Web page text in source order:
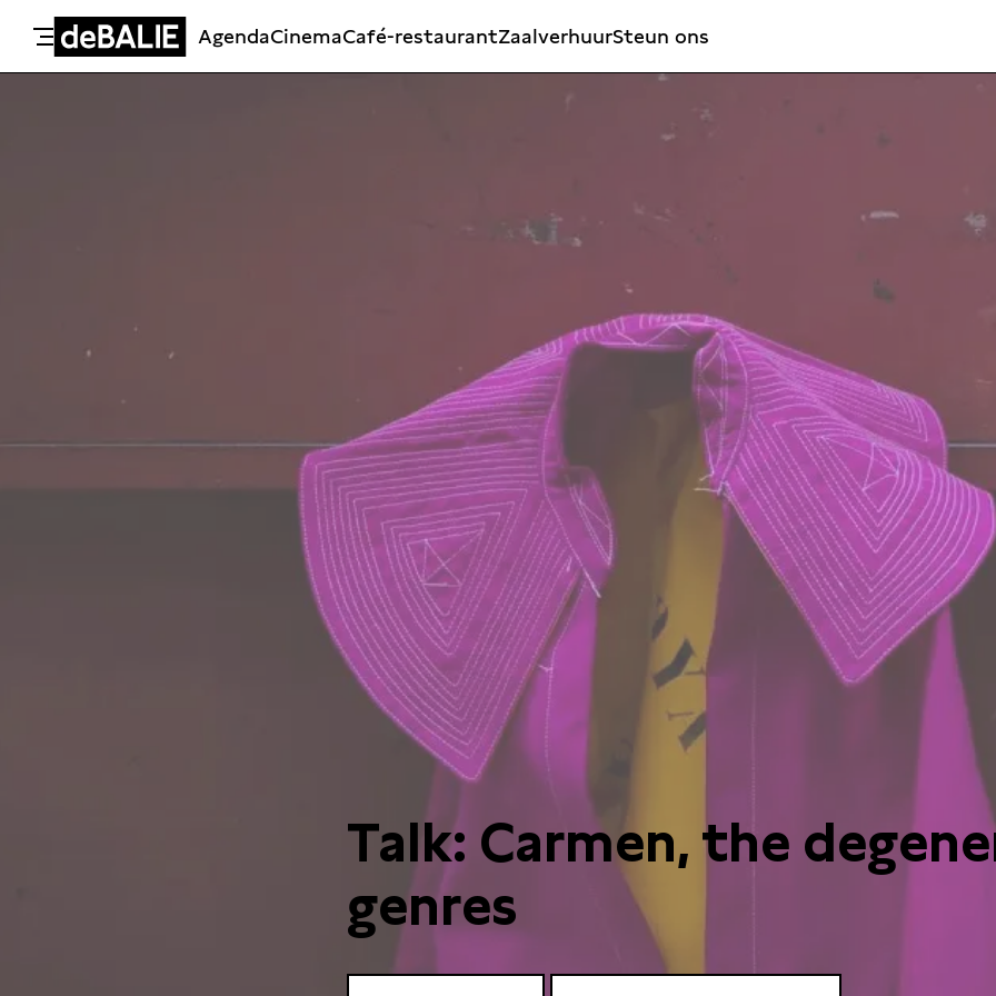
De Balie
AgendaCinemaCafé-restaurantZaalverhuurSteun ons
Talk: Carmen, the
genres